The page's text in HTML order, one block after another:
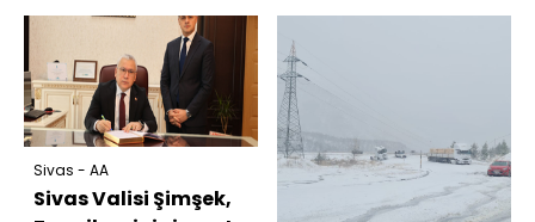
Sivas - AA
Sivas Valisi Şimşek,